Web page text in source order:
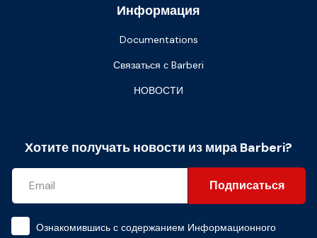
Информация
Documentations
Связаться с Barberi
НОВОСТИ
Хотите получать новости из мира Barberi?
Подписаться
Ознакомившись с содержанием Информационного